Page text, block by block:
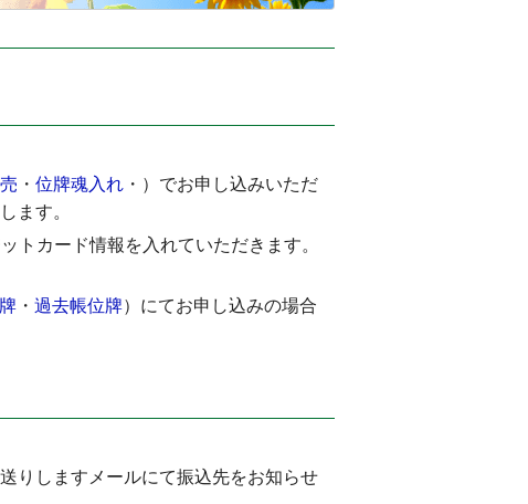
・ 位牌魂入れ・ ）でお申し込みいただ
ます。
トカード情報を入れていただきます。
・ 過去帳位牌）にてお申し込みの場合
りしますメールにて振込先をお知らせ